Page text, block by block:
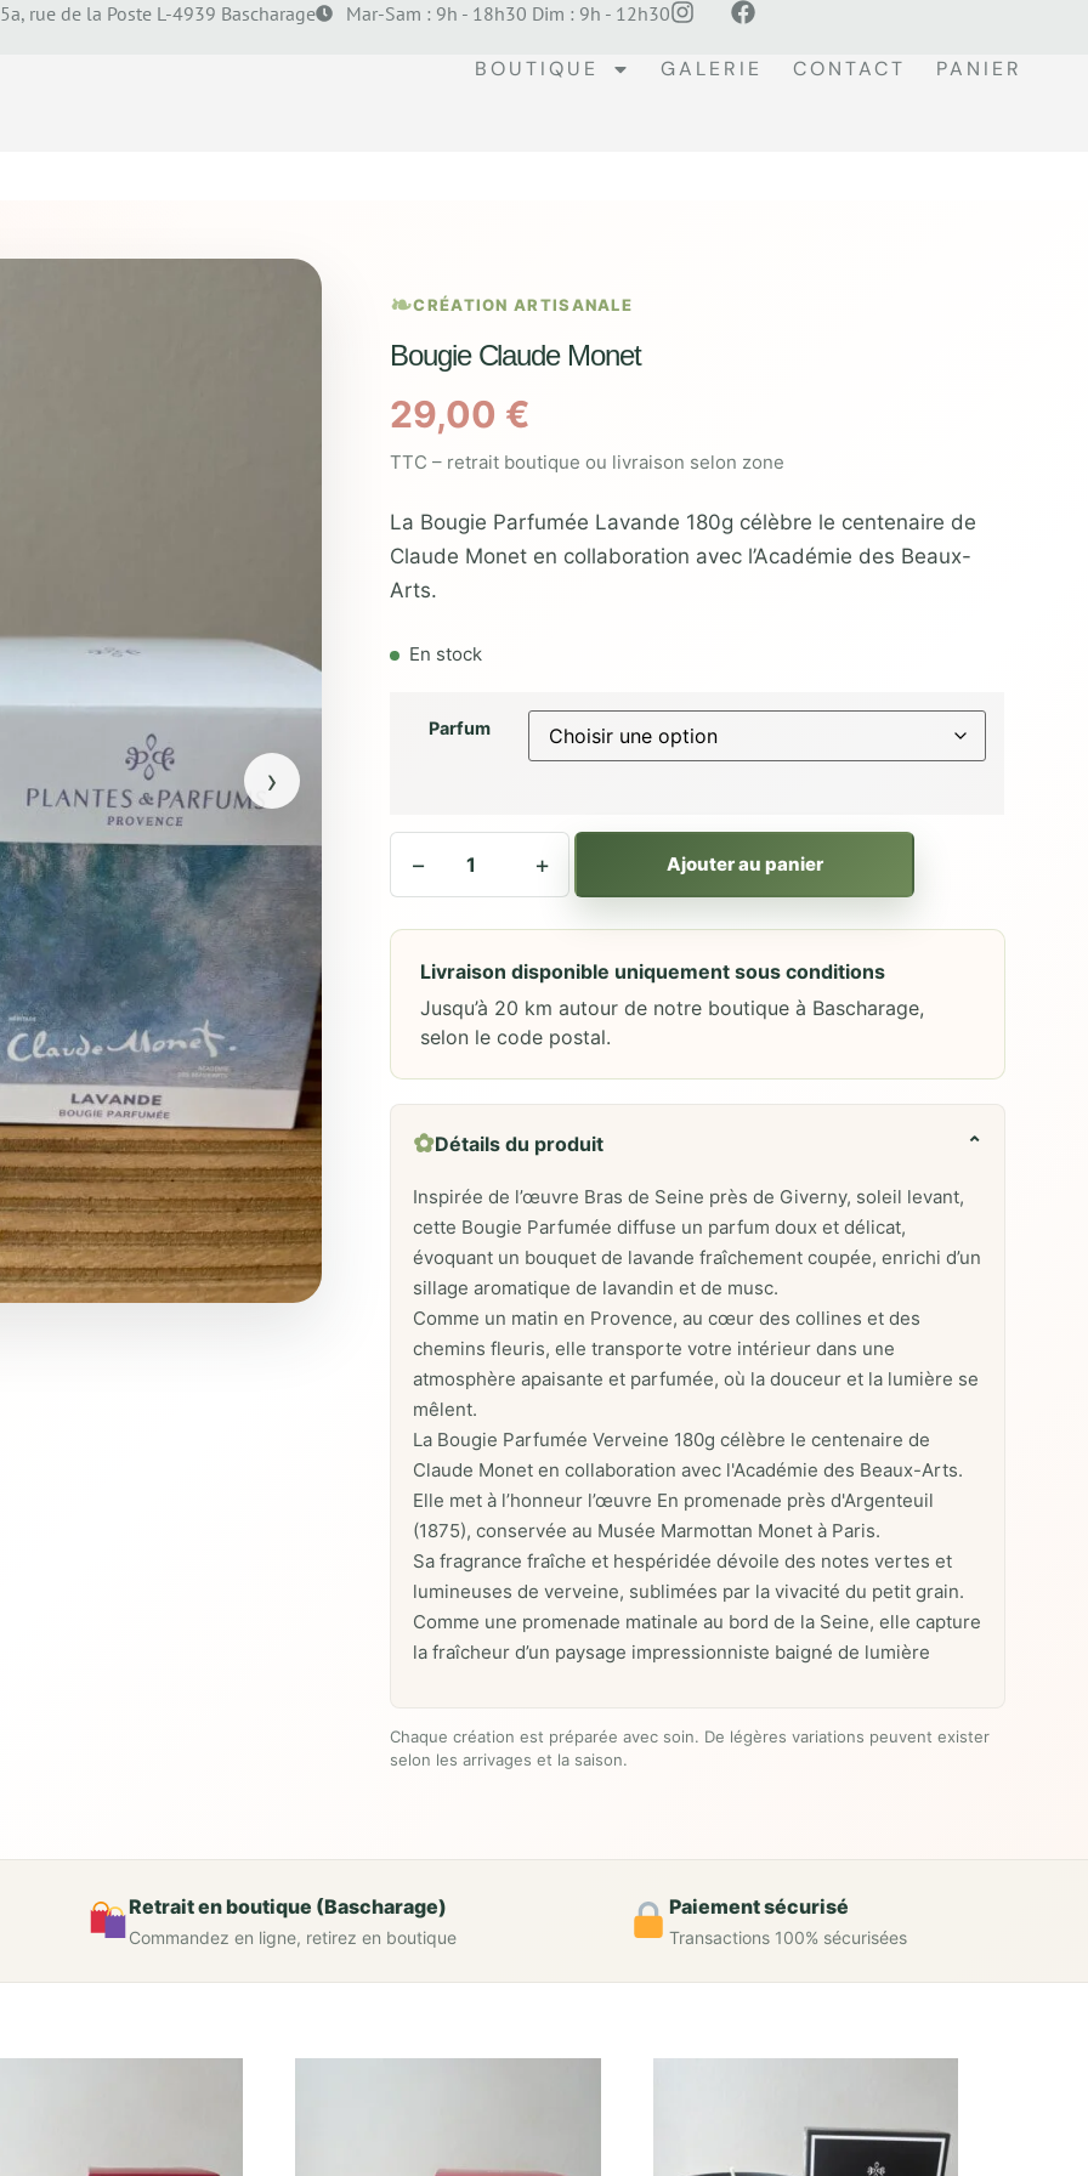
rue de la Poste L-4939 Bascharage Mar-Sam : 9h - 18h30 Dim : 9h - 12h30
BOUTIQUE GALERIE CONTACT PANIER
›
CRÉATION ARTISANALE
Bougie Claude Monet
29,00 €
TTC – retrait boutique ou livraison selon zone
La Bougie Parfumée Lavande 180g célèbre le centenaire de
Claude Monet en collaboration avec l’Académie des Beaux-
Arts.
En stock
Parfum
− + Ajouter au panier
Livraison disponible uniquement sous conditions
Jusqu’à 20 km autour de notre boutique à Bascharage,
selon le code postal.
✿Détails du produit ⌄
Inspirée de l’œuvre Bras de Seine près de Giverny, soleil levant,
cette Bougie Parfumée diffuse un parfum doux et délicat,
évoquant un bouquet de lavande fraîchement coupée, enrichi d’un
sillage aromatique de lavandin et de musc.
Comme un matin en Provence, au cœur des collines et des
chemins fleuris, elle transporte votre intérieur dans une
atmosphère apaisante et parfumée, où la douceur et la lumière se
mêlent.
La Bougie Parfumée Verveine 180g célèbre le centenaire de
Claude Monet en collaboration avec l'Académie des Beaux-Arts.
Elle met à l’honneur l’œuvre En promenade près d'Argenteuil
(1875), conservée au Musée Marmottan Monet à Paris.
Sa fragrance fraîche et hespéridée dévoile des notes vertes et
lumineuses de verveine, sublimées par la vivacité du petit grain.
Comme une promenade matinale au bord de la Seine, elle capture
la fraîcheur d’un paysage impressionniste baigné de lumière
Chaque création est préparée avec soin. De légères variations peuvent exister
selon les arrivages et la saison.
Retrait en boutique (Bascharage)
Commandez en ligne, retirez en boutique
Paiement sécurisé
Transactions 100% sécurisées